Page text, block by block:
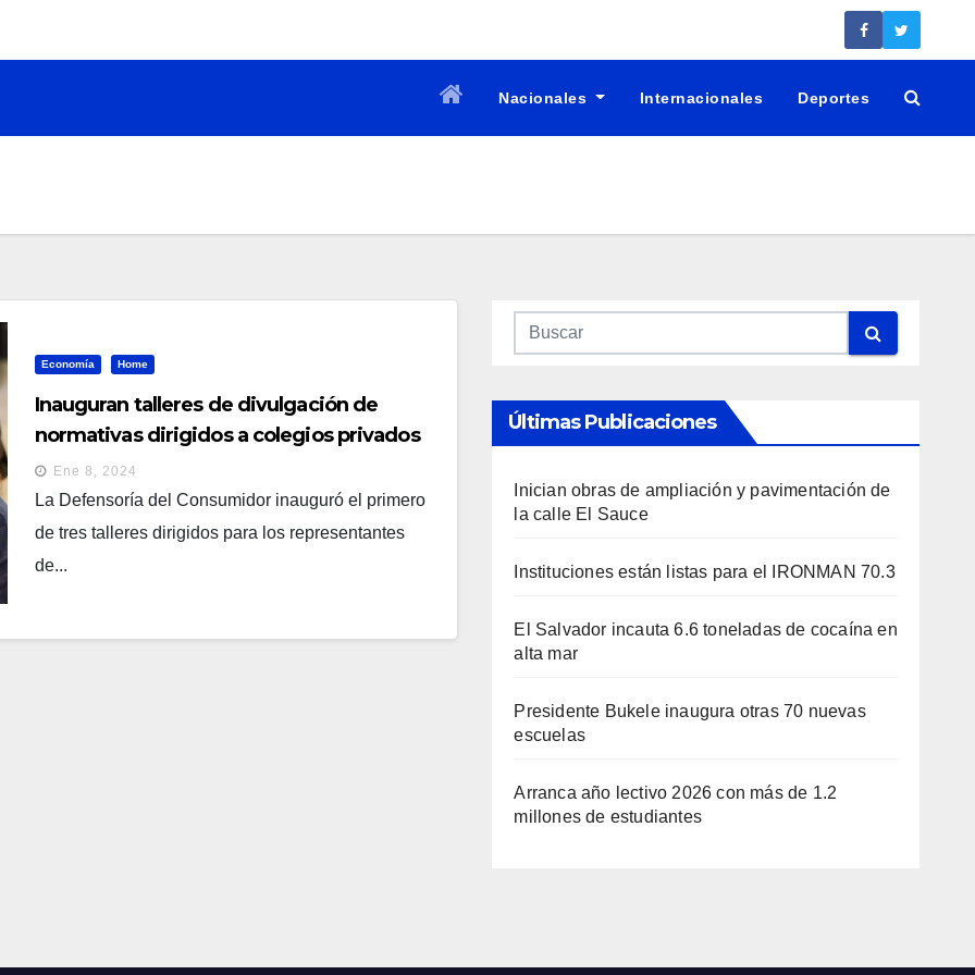
Nacionales Internacionales Deportes
Economía Home
Inauguran talleres de divulgación de
normativas dirigidos a colegios privados
Ene 8, 2024
La Defensoría del Consumidor inauguró el primero
de tres talleres dirigidos para los representantes
de...
Últimas Publicaciones
Inician obras de ampliación y pavimentación de
la calle El Sauce
Instituciones están listas para el IRONMAN 70.3
El Salvador incauta 6.6 toneladas de cocaína en
alta mar
Presidente Bukele inaugura otras 70 nuevas
escuelas
Arranca año lectivo 2026 con más de 1.2
millones de estudiantes